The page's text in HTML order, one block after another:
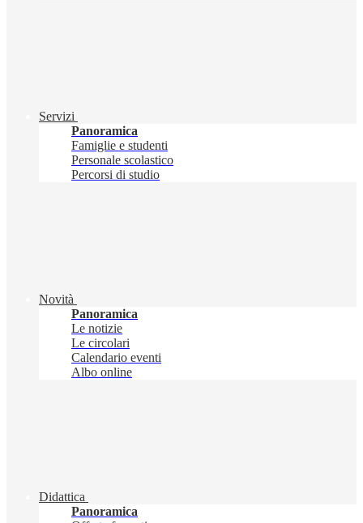
Servizi
Panoramica
Famiglie e studenti
Personale scolastico
Percorsi di studio
Novità
Panoramica
Le notizie
Le circolari
Calendario eventi
Albo online
Didattica
Panoramica